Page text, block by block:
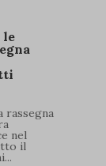
le
nel
il